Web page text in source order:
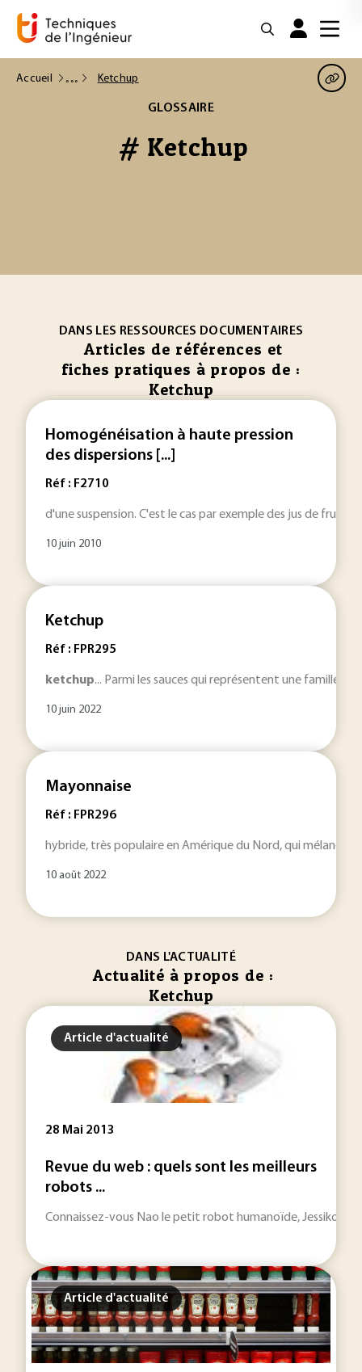
Accueil Ketchup
GLOSSAIRE
# Ketchup
DANS LES RESSOURCES DOCUMENTAIRES
Articles de références et
fiches pratiques à propos de :
Ketchup
Homogénéisation à haute pression
des dispersions [...]
Réf : F2710
d'une suspension. C'est le cas par exemple des jus de fruits
10 juin 2010
Ketchup
Réf : FPR295
ketchup... Parmi les sauces qui représentent une famille
10 juin 2022
Mayonnaise
Réf : FPR296
hybride, très populaire en Amérique du Nord, qui mélange le
10 août 2022
DANS L'ACTUALITÉ
Actualité à propos de :
Ketchup
Article d'actualité
28 Mai 2013
Revue du web : quels sont les meilleurs
robots ...
Connaissez-vous Nao le petit robot humanoïde, Jessiko le
Article d'actualité